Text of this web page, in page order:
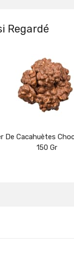
Regardé
De Cacahuètes
150 Gr